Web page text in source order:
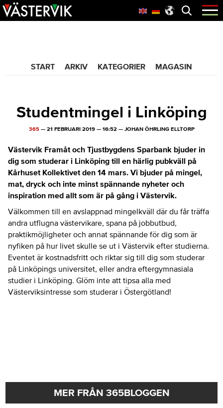
Hoppa
till
Skip
to
Hoppa
till
Öppna
menyn
START ARKIV KATEGORIER MAGASIN
Studentmingel i Linköping
365— 21 FEBRUARI 2019— 16:52 — JOHAN ÖHRLING ELLTORP
Västervik Framåt och Tjustbygdens Sparbank bjuder in
dig som studerar i Linköping till en härlig pubkväll på
Kårhuset Kollektivet den 14 mars. Vi bjuder på mingel,
mat, dryck och inte minst spännande nyheter och
inspiration med allt som är på gång i Västervik.
Välkommen till en avslappnad mingelkväll där du får träffa
andra utflugna västervikare, spana på jobbutbud,
praktikmöjligheter och annat spännande för dig som är
nyfiken på hur livet skulle se ut i Västervik efter studierna.
Eventet är kostnadsfritt och riktar sig till dig som studerar
på Linköpings universitet, eller andra eftergymnasiala
studier i Linköping. Glöm inte att tipsa alla med
Västerviksintresse som studerar i Östergötland!
MER FRÅN 365BLOGGEN